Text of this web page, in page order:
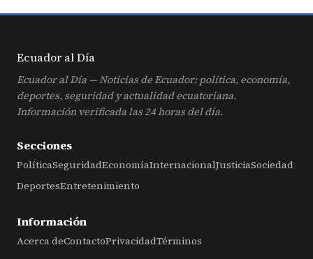
Ecuador alDía
Ecuador al Día — Noticias de Ecuador: política, economía,
deportes, seguridad y actualidad ecuatoriana.
Información verificada las 24 horas del día.
Secciones
PolíticaSeguridadEconomíaInternacionalJusticiaSociedad
DeportesEntretenimiento
Información
Acerca deContactoPrivacidadTérminos